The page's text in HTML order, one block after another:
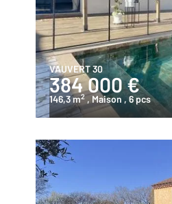
VAUVERT 30
384 000 €
146,3 m2 , Maison , 6 pcs